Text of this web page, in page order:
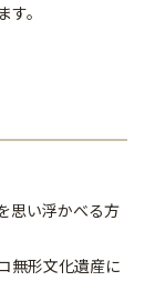
。
思い浮かべる方
無形文化遺産に